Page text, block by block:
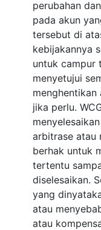
perubahan
pada akun
tersebut di
kebijakannya
untuk campur
menyetujui
menghentikan
jika perlu.
arbitrase atau
berhak untuk
tertentu
diselesaikan.
yang
atau
atau